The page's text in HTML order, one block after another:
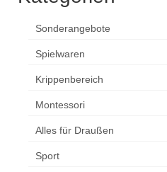
Sonderangebote
Spielwaren
Krippenbereich
Montessori
Alles für Draußen
Sport